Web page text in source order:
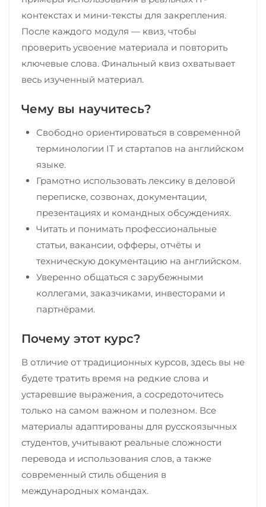
контекстах и мини-тексты для закрепления.
После каждого модуля — квиз, чтобы
проверить усвоение материала и повторить
ключевые слова. Финальный квиз охватывает
весь изученный материал.
Чему вы научитесь?
Свободно ориентироваться в современной
терминологии IT и стартапов на английском
языке.
Грамотно использовать лексику в деловой
переписке, созвонах, документации,
презентациях и командных обсуждениях.
Читать и понимать профессиональные
статьи, вакансии, офферы, отчёты и
техническую документацию на английском.
Уверенно общаться с зарубежными
коллегами, заказчиками, инвесторами и
партнёрами.
Почему этот курс?
В отличие от традиционных курсов, здесь вы не
будете тратить время на редкие слова и
устаревшие выражения, а сосредоточитесь
только на самом важном и полезном. Все
материалы адаптированы для русскоязычных
студентов, учитывают реальные сложности
перевода и использования слов, а также
современный стиль общения в
международных командах.